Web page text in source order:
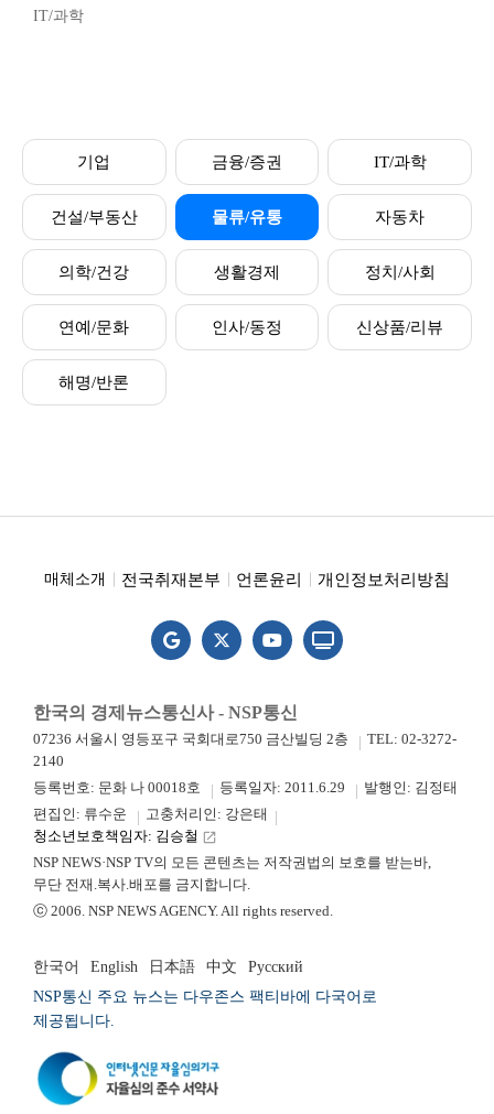
IT/과학
기업 금융/증권 IT/과학
건설/부동산 물류/유통 자동차
의학/건강 생활경제 정치/사회
연예/문화 인사/동정 신상품/리뷰
해명/반론
매체소개 전국취재본부 언론윤리 개인정보처리방침
한국의 경제뉴스통신사 - NSP통신
07236 서울시 영등포구 국회대로750 금산빌딩 2층
TEL: 02-3272-
2140
등록번호: 문화 나 00018호
등록일자: 2011.6.29
발행인: 김정태
편집인: 류수운
고충처리인: 강은태
청소년보호책임자: 김승철 launch
NSP NEWS·NSP TV의 모든 콘텐츠는 저작권법의 보호를 받는바,
무단 전재.복사.배포를 금지합니다.
ⓒ 2006. NSP NEWS AGENCY. All rights reserved.
한국어 English 日本語 中文
Русский
NSP통신 주요 뉴스는 다우존스 팩티바에 다국어로
제공됩니다.